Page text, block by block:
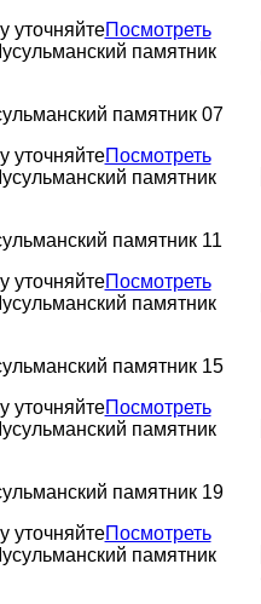
уточняйтеПосмотреть
памятник 07
уточняйтеПосмотреть
памятник 11
уточняйтеПосмотреть
памятник 15
уточняйтеПосмотреть
памятник 19
уточняйтеПосмотреть